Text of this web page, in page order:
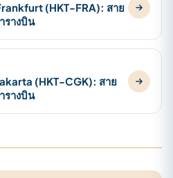
(HKT-FRA): สาย
รางบิน
(HKT-CGK): สาย
รางบิน